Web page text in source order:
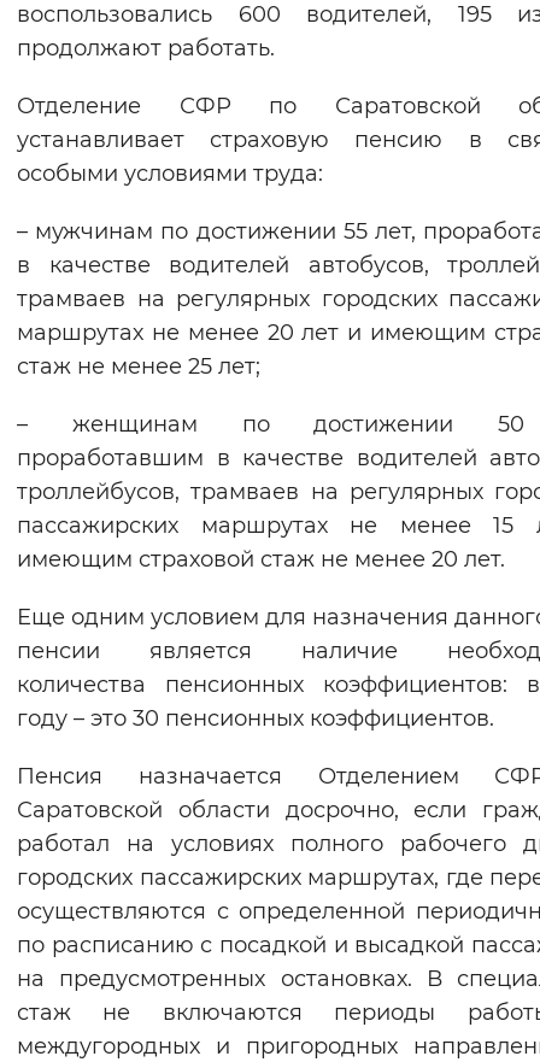
Включены Выключены
Воспроизвести Остановить
Вернуть стандартные настройки
воспользовались 600 водителей, 195
продолжают работать.
Отделение СФР по Саратовской
устанавливает страховую пенсию в
особыми условиями труда:
– мужчинам по достижении 55 лет,
в качестве водителей автобусов,
трамваев на регулярных городских
маршрутах не менее 20 лет и имеющим
стаж не менее 25 лет;
– женщинам по достижении 50
проработавшим в качестве водителей
троллейбусов, трамваев на регулярных
пассажирских маршрутах не менее 15
имеющим страховой стаж не менее 20 лет.
Еще одним условием для назначения
пенсии является наличие
количества пенсионных коэффициентов:
году – это 30 пенсионных коэффициентов.
Пенсия назначается Отделением
Саратовской области досрочно, если
работал на условиях полного рабочего
городских пассажирских маршрутах, где
осуществляются с определенной
по расписанию с посадкой и высадкой
на предусмотренных остановках. В
стаж не включаются периоды
междугородных и пригородных